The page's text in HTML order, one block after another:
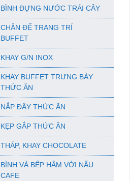
BÌNH ĐỰNG NƯỚC TRÁI CÂY
CHÂN ĐẾ TRANG TRÍ
BUFFET
KHAY G/N INOX
KHAY BUFFET TRƯNG BÀY
THỨC ĂN
NẮP ĐẬY THỨC ĂN
KẸP GẮP THỨC ĂN
THÁP, KHAY CHOCOLATE
BÌNH VÀ BẾP HÂM VỚI NẤU
CAFE